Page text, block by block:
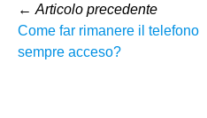
← Articolo precedente
Come far rimanere il telefono
sempre acceso?